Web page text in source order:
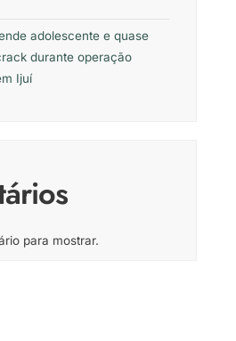
adolescente e quase
durante operação
Ijuí
para mostrar.